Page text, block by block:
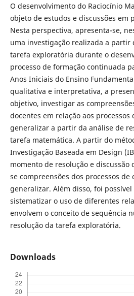
O desenvolvimento do Raciocínio
objeto de estudos e discussões em
Nesta perspectiva, apresenta-se,
uma investigação realizada a partir
tarefa exploratória durante o
processo de formação continuada
Anos Iniciais do Ensino
qualitativa e interpretativa, a
objetivo, investigar as
docentes em relação aos
generalizar a partir da análise de
tarefa matemática. A partir do
Investigação Baseada em Design
momento de resolução e
se compreensões dos processos de
generalizar. Além disso, foi
sistematizar o uso de diferentes
envolvem o conceito de sequência
resolução da tarefa exploratória.
Downloads